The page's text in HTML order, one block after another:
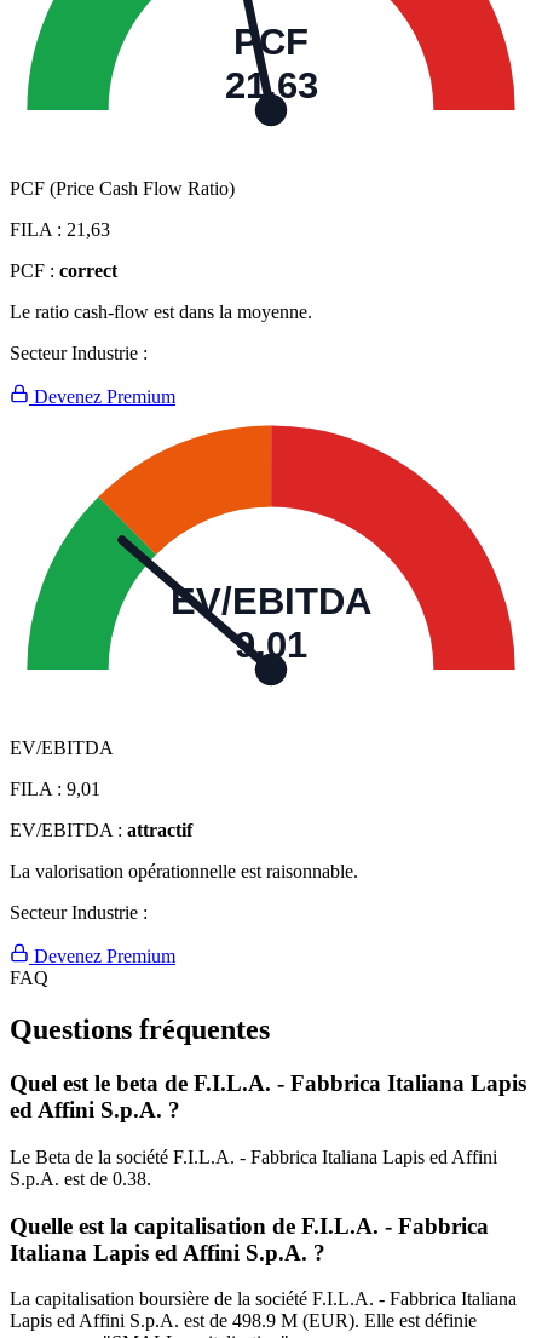
PCF
21,63
PCF (Price Cash Flow Ratio)
FILA : 21,63
PCF : correct
Le ratio cash-flow est dans la moyenne.
Secteur Industrie :
Devenez Premium
EV/EBITDA
9,01
EV/EBITDA
FILA : 9,01
EV/EBITDA : attractif
La valorisation opérationnelle est raisonnable.
Secteur Industrie :
Devenez Premium
FAQ
Questions fréquentes
Quel est le beta de F.I.L.A. - Fabbrica Italiana Lapis
ed Affini S.p.A. ?
Le Beta de la société F.I.L.A. - Fabbrica Italiana Lapis ed Affini
S.p.A. est de 0.38.
Quelle est la capitalisation de F.I.L.A. - Fabbrica
Italiana Lapis ed Affini S.p.A. ?
La capitalisation boursière de la société F.I.L.A. - Fabbrica Italiana
Lapis ed Affini S.p.A. est de 498.9 M (EUR). Elle est définie